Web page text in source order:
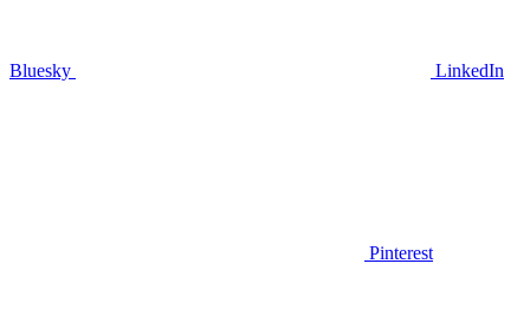
Bluesky LinkedIn
Pinterest